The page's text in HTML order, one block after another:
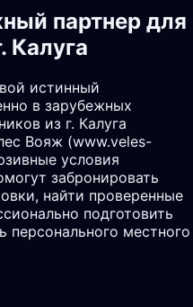
партнер для
Калуга
истинный
в зарубежных
из г. Калуга
Вояж (www.veles-
условия
забронировать
найти проверенные
подготовить
персонального местного